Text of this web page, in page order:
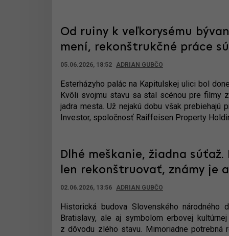
Od ruiny k veľkorysému
mení, rekonštrukčné práce
05.06.2026, 18:52 ADRIAN GUBČO
Esterházyho palác na Kapitulskej ulici bol
Kvôli svojmu stavu sa stal scénou pre filmy
jadra mesta. Už nejakú dobu však prebiehajú
Investor, spoločnosť Raiffeisen Property
Dlhé meškanie, žiadna
len rekonštruovať, známy je
02.06.2026, 13:56 ADRIAN GUBČO
Historická budova Slovenského národného
Bratislavy, ale aj symbolom erbovej
z dôvodu zlého stavu. Mimoriadne